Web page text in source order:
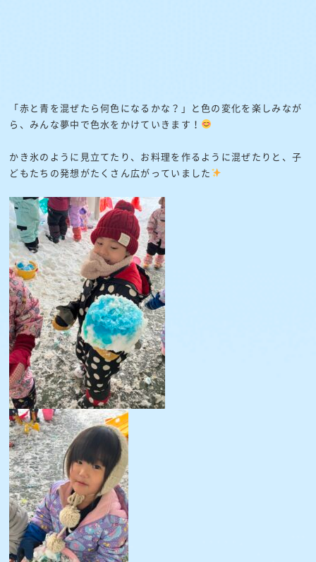
「赤と青を混ぜたら何色になるかな？」と色の変化を楽しみなが
ら、みんな夢中で色水をかけていきます！
かき氷のように見立てたり、お料理を作るように混ぜたりと、子
どもたちの発想がたくさん広がっていました